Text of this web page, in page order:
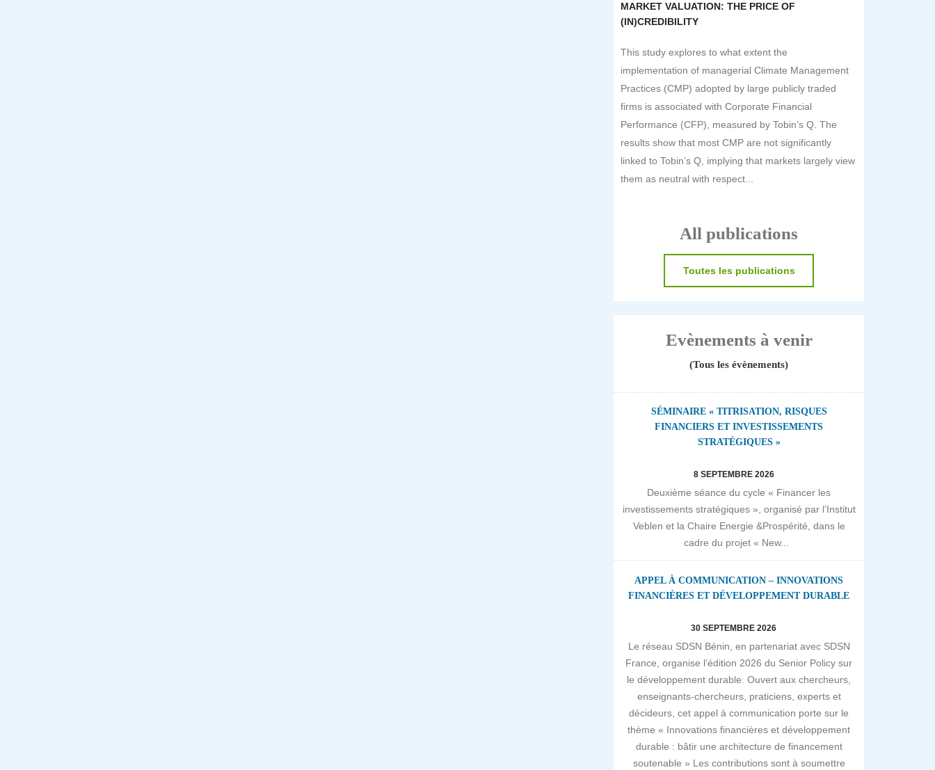
MARKET VALUATION: THE PRICE OF
(IN)CREDIBILITY
This study explores to what extent the
implementation of managerial Climate Management
Practices (CMP) adopted by large publicly traded
firms is associated with Corporate Financial
Performance (CFP), measured by Tobin’s Q. The
results show that most CMP are not significantly
linked to Tobin’s Q, implying that markets largely view
them as neutral with respect...
All publications
Toutes les publications
Evènements à venir
(Tous les évènements)
SÉMINAIRE « TITRISATION, RISQUES
FINANCIERS ET INVESTISSEMENTS
STRATÉGIQUES »
8 SEPTEMBRE 2026
Deuxième séance du cycle « Financer les
investissements stratégiques », organisé par l’Institut
Veblen et la Chaire Energie &Prospérité, dans le
cadre du projet « New...
APPEL À COMMUNICATION – INNOVATIONS
FINANCIÈRES ET DÉVELOPPEMENT DURABLE
30 SEPTEMBRE 2026
Le réseau SDSN Bénin, en partenariat avec SDSN
France, organise l’édition 2026 du Senior Policy sur
le développement durable. Ouvert aux chercheurs,
enseignants-chercheurs, praticiens, experts et
décideurs, cet appel à communication porte sur le
thème « Innovations financières et développement
durable : bâtir une architecture de financement
soutenable » Les contributions sont à soumettre